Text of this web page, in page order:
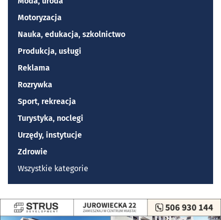
Motoryzacja
Nauka, edukacja, szkolnictwo
Produkcja, usługi
Reklama
Rozrywka
Sport, rekreacja
Turystyka, noclegi
Urzędy, instytucje
Zdrowie
Wszystkie kategorie